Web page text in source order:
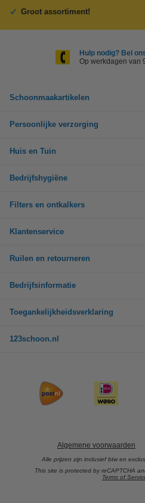
Groot assortiment!
Hulp nodig? Bel
Op werkdagen van
Schoonmaakartikelen
Persoonlijke verzorging
Huis en Tuin
Bedrijfshygiëne
Filters en ontkalkers
Klantenservice
Ruilen en retourneren
Bedrijfsinformatie
Toegankelijkheidsverklaring
123schoon.nl
Algemene voorwaarden
Alle prijzen zijn inclusief btw en
This site is protected by reCAPTCHA
Terms of